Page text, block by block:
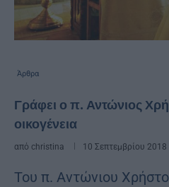
Άρθρα
Γράφει ο π. Αντώνιος
οικογένεια
από christina 10 Σεπτεμβρίου 2018
Toυ π. Αντώνιου